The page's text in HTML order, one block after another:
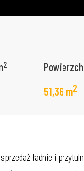
2
51,36 m2
ładnie i